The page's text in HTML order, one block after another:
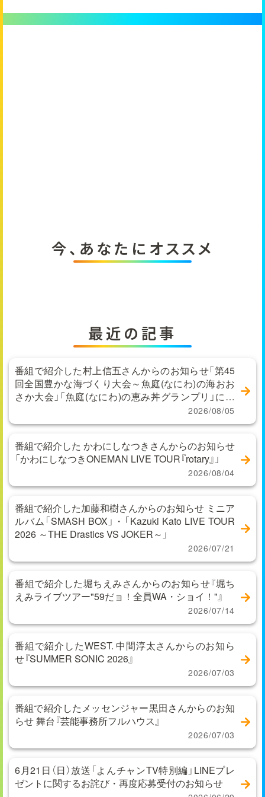
Precious Starlight-』・
『40周年記念ベストアル
今、あなたにオススメ
最近の記事
番組で紹介した村上信五さんからのお知らせ「第45
回全国豊かな海づくり大会～魚庭(なにわ)の海おお
さか大会」「魚庭(なにわ)の恵み丼グランプリ」に関
2026/08/05
番組で紹介した かわにしなつきさんからのお知らせ
「かわにしなつきONEMAN LIVE TOUR『rotary』」
2026/08/04
番組で紹介した加藤和樹さんからのお知らせ ミニア
ルバム「SMASH BOX」・「Kazuki Kato LIVE TOUR
2026 ～THE Drastics VS JOKER～」
2026/07/21
番組で紹介した堀ちえみさんからのお知らせ『堀ち
えみライブツアー"59だョ！全員WA・ショイ！"』
2026/07/14
番組で紹介したWEST. 中間淳太さんからのお知ら
せ『SUMMER SONIC 2026』
2026/07/03
番組で紹介したメッセンジャー黒田さんからのお知
らせ 舞台『芸能事務所フルハウス』
2026/07/03
6月21日（日）放送「よんチャンTV特別編」LINEプレ
ゼントに関するお詫び・再度応募受付のお知らせ